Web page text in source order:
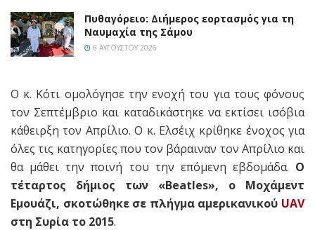
Πυθαγόρειο: Διήμερος εορτασμός για τη
Ναυμαχία της Σάμου
6 ΑΥΓΟΎΣΤΟΥ 2026
Ο κ. Κότι ομολόγησε την ενοχή του για τους φόνους
τον Σεπτέμβριο και καταδικάστηκε να εκτίσει ισόβια
κάθειρξη τον Απρίλιο. Ο κ. Ελσέιχ κρίθηκε ένοχος για
όλες τις κατηγορίες που τον βάραιναν τον Απρίλιο και
θα μάθει την ποινή του την επόμενη εβδομάδα. Ο
τέταρτος δήμιος των «Beatles», ο Μοχάμεντ
Εμουάζι, σκοτώθηκε σε πλήγμα αμερικανικού UAV
στη Συρία το 2015.